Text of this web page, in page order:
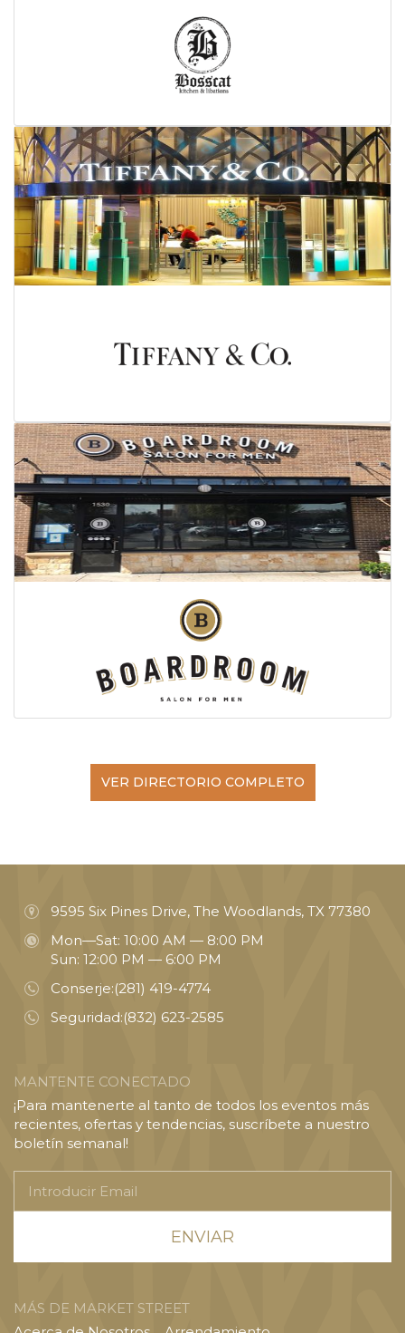
VER DIRECTORIO COMPLETO
9595 Six Pines Drive, The Woodlands, TX 77380
Mon—Sat: 10:00 AM — 8:00 PM
Sun: 12:00 PM — 6:00 PM
Conserje:(281) 419-4774
Seguridad:(832) 623-2585
MANTENTE CONECTADO
¡Para mantenerte al tanto de todos los eventos más
recientes, ofertas y tendencias, suscríbete a nuestro
boletín semanal!
Email
MÁS DE MARKET STREET